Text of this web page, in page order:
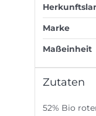
Marke
Maßeinheit
Zutaten
52% Bio